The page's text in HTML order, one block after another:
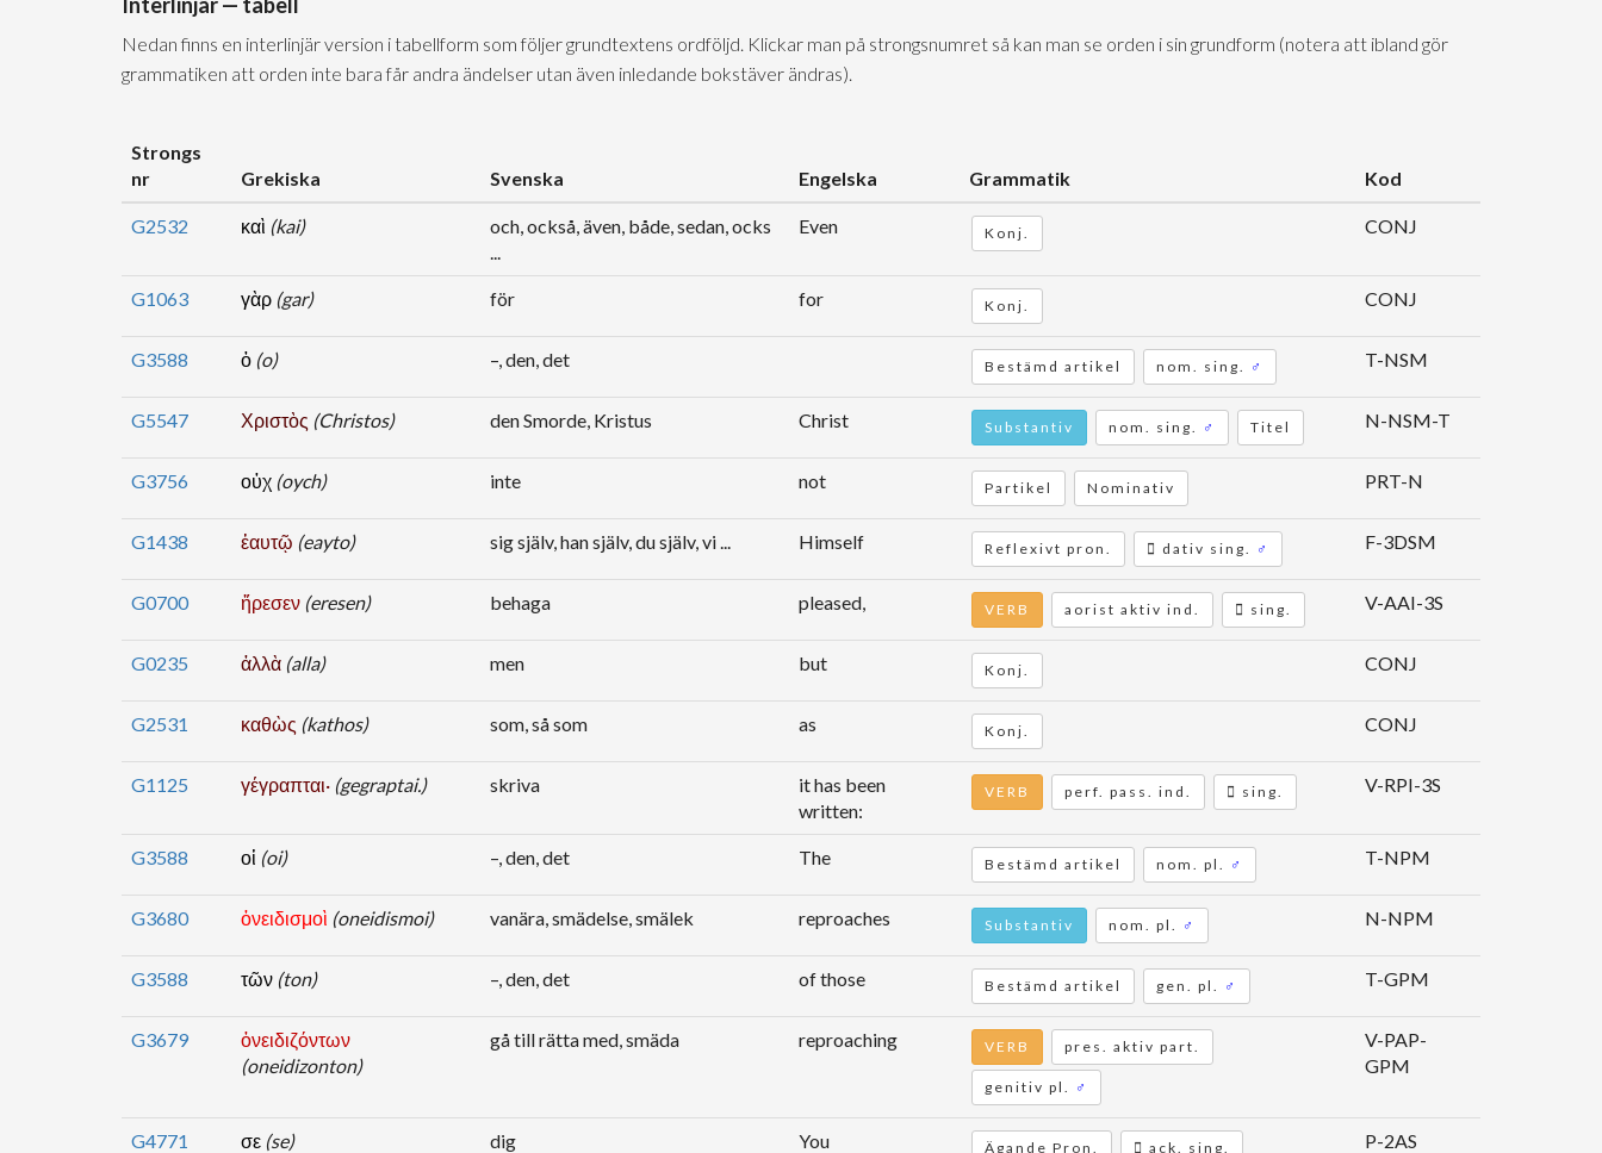
Nedan finns en interlinjär version i tabellform som följer grundtextens ordföljd. Klickar man på strongsnumret så kan man se orden i sin grundform (notera att ibland gör
grammatiken att orden inte bara får andra ändelser utan även inledande bokstäver ändras).
Strongs
nr
Grekiska Svenska Engelska Grammatik Kod
G2532 καὶ (kai)
och, också, även, både, sedan, ocks
...
Even Konj. CONJ
G1063 γὰρ (gar) för for Konj. CONJ
G3588 ὁ (o) –, den, det Bestämd artikel nom. sing. ♂ T-NSM
G5547 Χριστὸς (Christos) den Smorde, Kristus Christ Substantiv nom. sing. ♂ Titel N-NSM-T
G3756 οὐχ (oych) inte not Partikel Nominativ PRT-N
G1438 ἑαυτῷ (eayto) sig själv, han själv, du själv, vi ... Himself Reflexivt pron. dativ sing. ♂ F-3DSM
G0700 ἤρεσεν (eresen) behaga pleased, VERB aorist aktiv ind. sing. V-AAI-3S
G0235 ἀλλὰ (alla) men but Konj. CONJ
G2531 καθὼς (kathos) som, så som as Konj. CONJ
G1125 γέγραπται· (gegraptai.) skriva
it has been
written:
VERB perf. pass. ind. sing. V-RPI-3S
G3588 οἱ (oi) –, den, det The Bestämd artikel nom. pl. ♂ T-NPM
G3680 ὀνειδισμοὶ (oneidismoi) vanära, smädelse, smälek reproaches Substantiv nom. pl. ♂ N-NPM
G3588 τῶν (ton) –, den, det of those Bestämd artikel gen. pl. ♂ T-GPM
G3679
ὀνειδιζόντων
(oneidizonton)
gå till rätta med, smäda reproaching VERB pres. aktiv part.
genitiv pl. ♂
V-PAP-
GPM
G4771 σε (se) dig You Ägande Pron. ack. sing. P-2AS